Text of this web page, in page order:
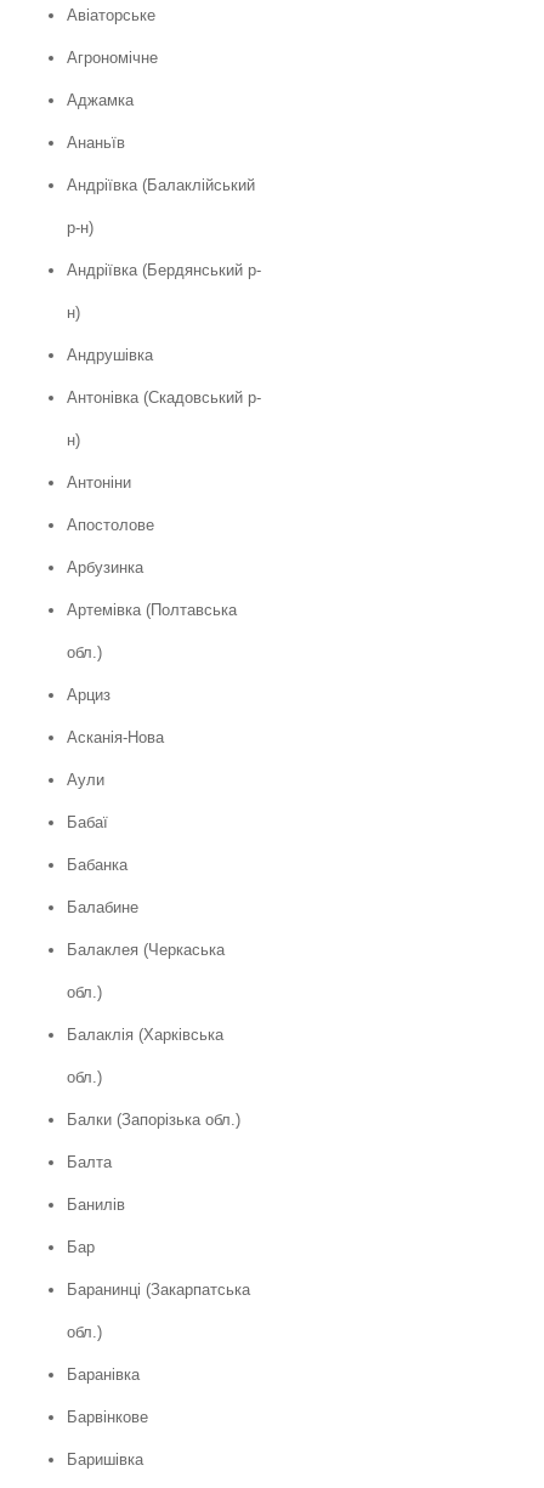
Авіаторське
Агрономічне
Аджамка
Ананьїв
Андріївка (Балаклійський
р-н)
Андріївка (Бердянський р-
н)
Андрушівка
Антонівка (Скадовський р-
н)
Антоніни
Апостолове
Арбузинка
Артемівка (Полтавська
обл.)
Арциз
Асканія-Нова
Аули
Бабаї
Бабанка
Балабине
Балаклея (Черкаська
обл.)
Балаклія (Харківська
обл.)
Балки (Запорізька обл.)
Балта
Банилів
Бар
Баранинці (Закарпатська
обл.)
Баранівка
Барвінкове
Баришівка